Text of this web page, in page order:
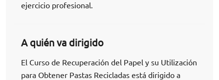
ejercicio profesional.
A quién va dirigido
El Curso de Recuperación del Papel y su Utilización
para Obtener Pastas Recicladas está dirigido a